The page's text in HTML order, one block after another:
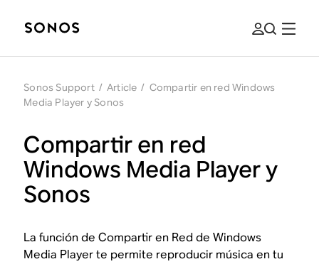
Sonos Support / Article / Compartir en red Windows
Media Player y Sonos
Compartir en red
Windows Media Player y
Sonos
La función de Compartir en Red de Windows
Media Player te permite reproducir música en tu